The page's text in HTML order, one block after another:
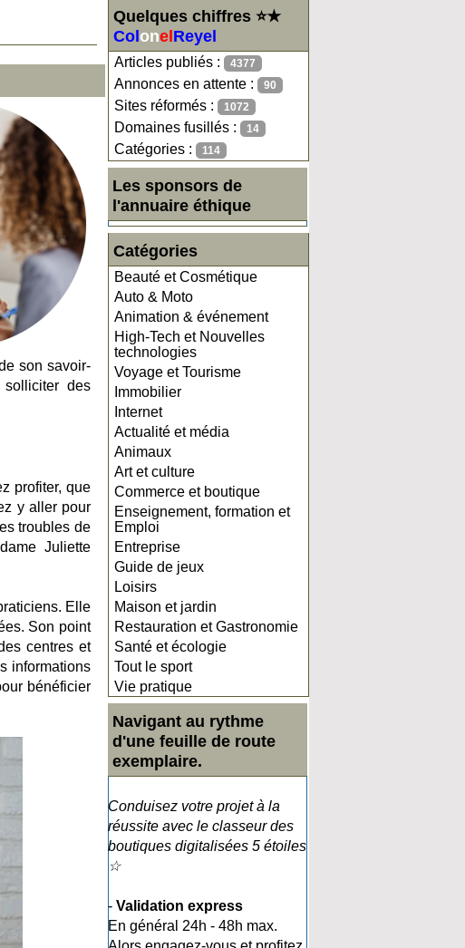
Quelques chiffres ⭐★
Col onel Reyel
Articles publiés : 4377
Annonces en attente : 90
Sites réformés : 1072
Domaines fusillés : 14
Catégories : 114
Les sponsors de
l'annuaire éthique
Catégories
Beauté et Cosmétique
Auto & Moto
Animation & événement
High-Tech et Nouvelles
technologies
Voyage et Tourisme
Immobilier
Internet
Actualité et média
Animaux
Art et culture
Commerce et boutique
Enseignement, formation et
Emploi
Entreprise
Guide de jeux
Loisirs
Maison et jardin
Restauration et Gastronomie
Santé et écologie
Tout le sport
Vie pratique
Navigant au rythme
d'une feuille de route
exemplaire.
Conduisez votre projet à la
réussite avec le classeur des
boutiques digitalisées 5 étoiles
☆
- Validation express
En général 24h - 48h max.
son savoir-
des
profiter, que
y aller pour
troubles de
Juliette
Elle
Son point
centres et
informations
bénéficier